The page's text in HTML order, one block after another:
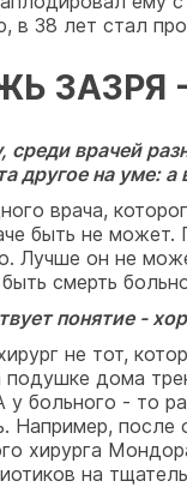
в 38 лет стал
ЗАЗРЯ
врачей
другое на уме: а
врача,
быть не может.
Лучше он не
смерть
понятие -
не тот,
дома
у больного - то
Например, после
хирурга
на